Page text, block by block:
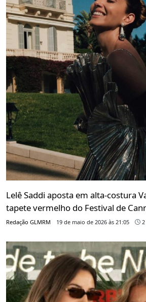
Lelê Saddi aposta em alta-costura
tapete vermelho do Festival de
Redação GLMRM 19 de maio de 2026 às 21:05